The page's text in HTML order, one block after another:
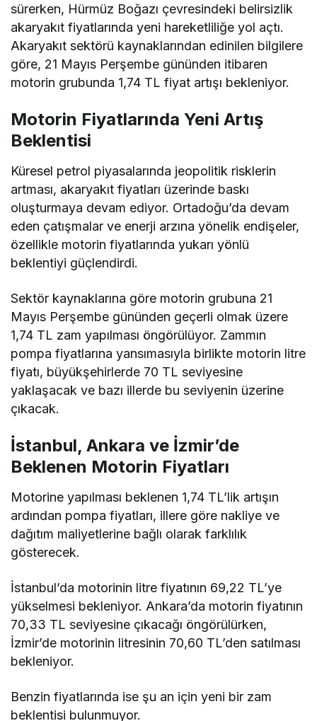
sürerken, Hürmüz Boğazı çevresindeki belirsizlik
akaryakıt fiyatlarında yeni hareketliliğe yol açtı.
Akaryakıt sektörü kaynaklarından edinilen bilgilere
göre, 21 Mayıs Perşembe gününden itibaren
motorin grubunda 1,74 TL fiyat artışı bekleniyor.
Motorin Fiyatlarında Yeni Artış
Beklentisi
Küresel petrol piyasalarında jeopolitik risklerin
artması, akaryakıt fiyatları üzerinde baskı
oluşturmaya devam ediyor. Ortadoğu’da devam
eden çatışmalar ve enerji arzına yönelik endişeler,
özellikle motorin fiyatlarında yukarı yönlü
beklentiyi güçlendirdi.
Sektör kaynaklarına göre motorin grubuna 21
Mayıs Perşembe gününden geçerli olmak üzere
1,74 TL zam yapılması öngörülüyor. Zammın
pompa fiyatlarına yansımasıyla birlikte motorin litre
fiyatı, büyükşehirlerde 70 TL seviyesine
yaklaşacak ve bazı illerde bu seviyenin üzerine
çıkacak.
İstanbul, Ankara ve İzmir’de
Beklenen Motorin Fiyatları
Motorine yapılması beklenen 1,74 TL’lik artışın
ardından pompa fiyatları, illere göre nakliye ve
dağıtım maliyetlerine bağlı olarak farklılık
gösterecek.
İstanbul’da motorinin litre fiyatının 69,22 TL’ye
yükselmesi bekleniyor. Ankara’da motorin fiyatının
70,33 TL seviyesine çıkacağı öngörülürken,
İzmir’de motorinin litresinin 70,60 TL’den satılması
bekleniyor.
Benzin fiyatlarında ise şu an için yeni bir zam
beklentisi bulunmuyor.